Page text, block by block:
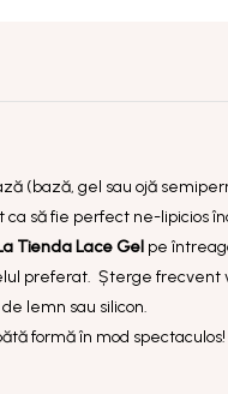
(bază, gel sau ojă
să fie perfect ne-lipicios
Tienda Lace Gel pe
preferat. Șterge frecvent
lemn sau silicon.
formă în mod